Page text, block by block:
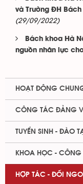
và Trường ĐH
(29/09/2022)
Bách khoa Hà
nguồn nhân lực
HOẠT ĐỘNG
CÔNG TÁC ĐẢNG
TUYỂN SINH - ĐÀO
KHOA HỌC - CÔNG
HỢP TÁC - ĐỐI